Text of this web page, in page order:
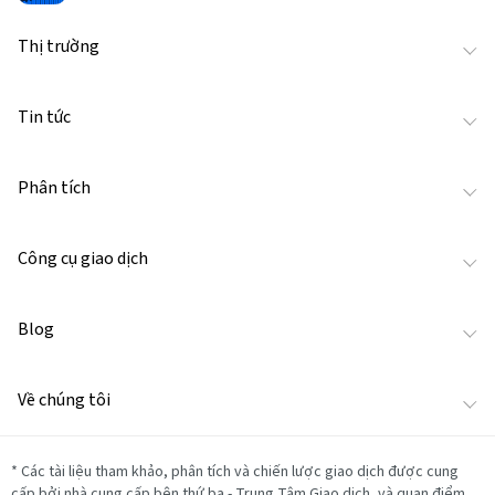
Thị trường
Tin tức
Phân tích
Công cụ giao dịch
Blog
Về chúng tôi
* Các tài liệu tham khảo, phân tích và chiến lược giao dịch được cung